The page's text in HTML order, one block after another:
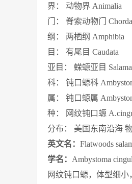
界： 动物界 Animalia
门： 脊索动物门
纲： 两栖纲 Amphibia
目： 有尾目 Caudata
亚目： 蝾螈亚目
科： 钝口螈科
属： 钝口螈属
种： 网纹钝口螈
分布： 美国东南沿海
英文名： Flatwoods
学名： Ambystoma
网纹钝口螈，体型细